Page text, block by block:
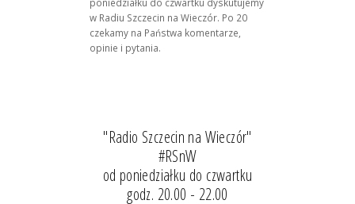
w Radiu Szczecin na Wieczór. Po 20
czekamy na Państwa komentarze,
opinie i pytania.
"Radio Szczecin na Wieczór"
#RSnW
od poniedziałku do czwartku
godz. 20.00 - 22.00